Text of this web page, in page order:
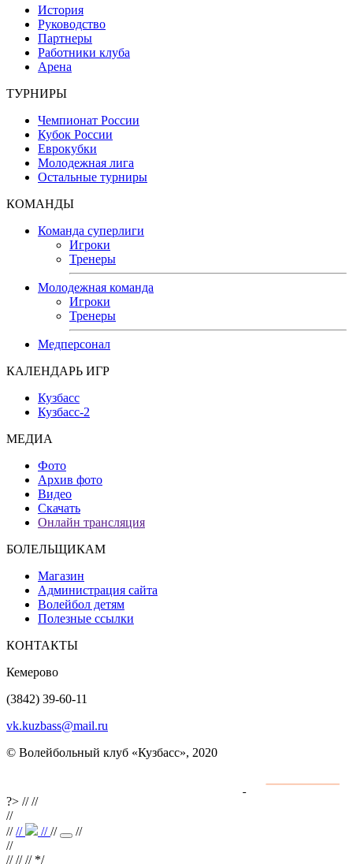
История
Руководство
Партнеры
Работники клуба
Арена
ТУРНИРЫ
Чемпионат России
Кубок России
Еврокубки
Молодежная лига
Остальные турниры
КОМАНДЫ
Команда суперлиги
Игроки
Тренеры
Молодежная команда
Игроки
Тренеры
Медперсонал
КАЛЕНДАРЬ ИГР
Кузбасс
Кузбасс-2
МЕДИА
Фото
Архив фото
Видео
Скачать
Онлайн трансляция
БОЛЕЛЬЩИКАМ
Магазин
Администрация сайта
Волейбол детям
Полезные ссылки
КОНТАКТЫ
Кемерово
(3842) 39-60-11
vk.kuzbass@mail.ru
© Волейбольный клуб «Кузбасс», 2020
?> ////
//
//// ////
//
//
//// // */